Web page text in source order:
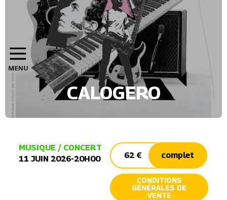
CALOGERO
MUSIQUE / CONCERT
11 JUIN 2026-20H00
62 € complet
CONDITIONS
GÉNÉRALES DE
VENTE